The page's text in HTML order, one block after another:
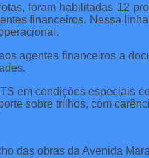
foram habilitadas 12
financeiros. Nessa
agentes financeiros a
em condições especiais
sobre trilhos, com
das obras da Avenida